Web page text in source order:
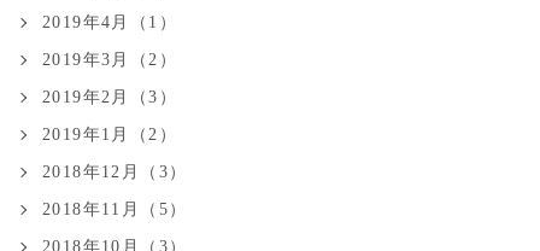
2019年4月（1）
2019年3月（2）
2019年2月（3）
2019年1月（2）
2018年12月（3）
2018年11月（5）
2018年10月（3）